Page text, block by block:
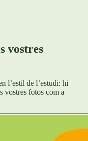
vostres
l’estil de l’estudi: hi
vostres fotos com a